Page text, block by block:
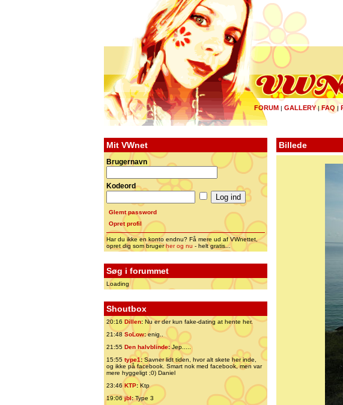
FORUM | GALLERY|FAQ |
Mit VWnet
Brugernavn
Kodeord
Glemt password
Opret profil
Har du ikke en konto endnu? Få mere ud af VWnettet,
opret dig som brugerher og nu - helt gratis...
Søg i forummet
Loading
Shoutbox
20:16 Dillen: Nu er der kun fake-dating at hente her.
21:48 SoLow:enig..
21:55 Den halvblinde:Jep.....
15:55 type1:Savner lidt tiden, hvor alt skete her inde,
og ikke på facebook. Smart nok med facebook, men var
mere hyggeligt ;0) Daniel
23:46 KTP:Ktp
19:06jbl:Type 3
Billede